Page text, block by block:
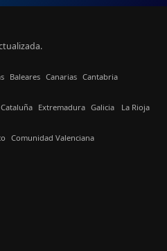
Baleares Canarias Cantabria
Cataluña Extremadura Galicia La Rioja
Comunidad Valenciana